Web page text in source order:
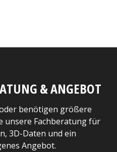
& ANGEBOT
benötigen größere
unsere Fachberatung für
3D-Daten und ein
Angebot.